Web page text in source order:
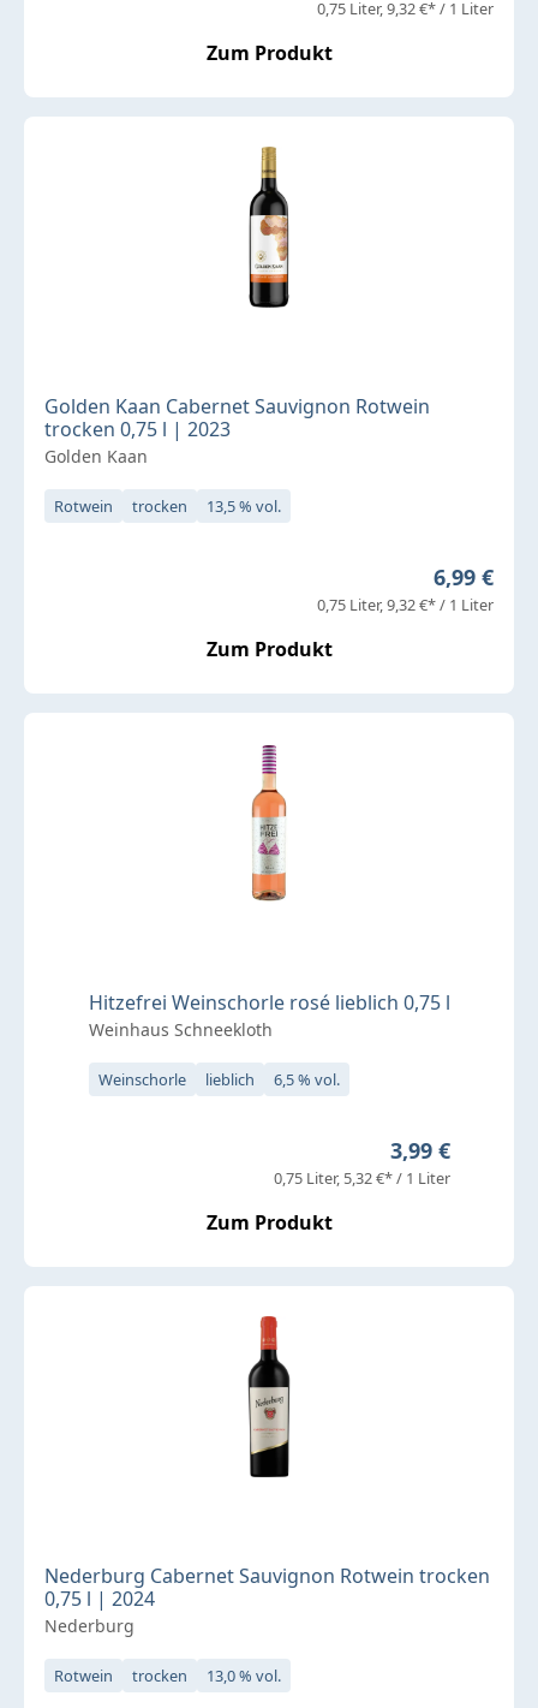
0,75 Liter 9,32 €* / 1 Liter
Zum Produkt
Golden Kaan Cabernet Sauvignon Rotwein
trocken 0,75 l | 2023
Golden Kaan
Rotwein trocken 13,5 % vol.
Regulärer
6,99 €
0,75 Liter 9,32 €* / 1 Liter
Zum Produkt
Hitzefrei Weinschorle rosé lieblich 0,75 l
Weinhaus Schneekloth
Weinschorle lieblich 6,5 % vol.
Regulärer
3,99 €
0,75 Liter 5,32 €* / 1 Liter
Zum Produkt
Nederburg Cabernet Sauvignon Rotwein trocken
0,75 l | 2024
Nederburg
Rotwein trocken 13,0 % vol.